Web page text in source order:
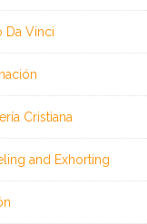
Da Vinci
Cristiana
and Exhorting